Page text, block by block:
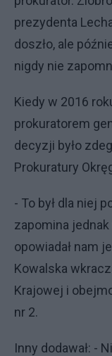
prezydenta
doszło, ale
nigdy nie
Kiedy w 2016
prokuratorem
decyzji było
Prokuratury
- To był dla niej
zapomina
opowiadał nam
Kowalska
Krajowej i
nr 2.
Inny dodawał: -